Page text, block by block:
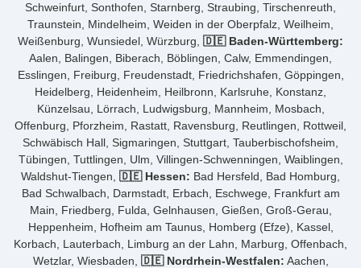
Schweinfurt, Sonthofen, Starnberg, Straubing, Tirschenreuth,
Traunstein, Mindelheim, Weiden in der Oberpfalz, Weilheim,
Weißenburg, Wunsiedel, Würzburg, 🇩🇪 Baden-Württemberg:
Aalen, Balingen, Biberach, Böblingen, Calw, Emmendingen,
Esslingen, Freiburg, Freudenstadt, Friedrichshafen, Göppingen,
Heidelberg, Heidenheim, Heilbronn, Karlsruhe, Konstanz,
Künzelsau, Lörrach, Ludwigsburg, Mannheim, Mosbach,
Offenburg, Pforzheim, Rastatt, Ravensburg, Reutlingen, Rottweil,
Schwäbisch Hall, Sigmaringen, Stuttgart, Tauberbischofsheim,
Tübingen, Tuttlingen, Ulm, Villingen-Schwenningen, Waiblingen,
Waldshut-Tiengen, 🇩🇪 Hessen: Bad Hersfeld, Bad Homburg,
Bad Schwalbach, Darmstadt, Erbach, Eschwege, Frankfurt am
Main, Friedberg, Fulda, Gelnhausen, Gießen, Groß-Gerau,
Heppenheim, Hofheim am Taunus, Homberg (Efze), Kassel,
Korbach, Lauterbach, Limburg an der Lahn, Marburg, Offenbach,
Wetzlar, Wiesbaden, 🇩🇪 Nordrhein-Westfalen: Aachen,